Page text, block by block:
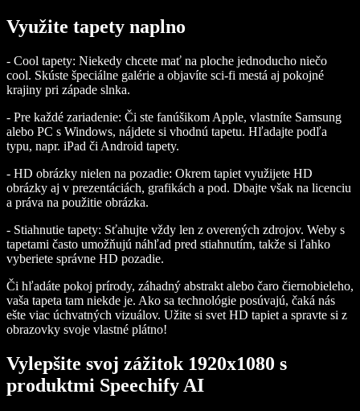
Využite tapety naplno
- Cool tapety: Niekedy chcete mať na ploche jednoducho niečo
cool. Skúste špeciálne galérie a objavíte sci-fi mestá aj pokojné
krajiny pri západe slnka.
- Pre každé zariadenie: Či ste fanúšikom Apple, vlastníte Samsung
alebo PC s Windows, nájdete si vhodnú tapetu. Hľadajte podľa
typu, napr. iPad či Android tapety.
- HD obrázky nielen na pozadie: Okrem tapiet využijete HD
obrázky aj v prezentáciách, grafikách a pod. Dbajte však na licenciu
a práva na použitie obrázka.
- Stiahnutie tapety: Sťahujte vždy len z overených zdrojov. Weby s
tapetami často umožňujú náhľad pred stiahnutím, takže si ľahko
vyberiete správne HD pozadie.
Či hľadáte pokoj prírody, záhadný abstrakt alebo čaro čiernobieleho,
vaša tapeta tam niekde je. Ako sa technológie posúvajú, čaká nás
ešte viac úchvatných vizuálov. Užite si svet HD tapiet a spravte si z
obrazovky svoje vlastné plátno!
Vylepšite svoj zážitok 1920x1080 s
produktmi Speechify AI